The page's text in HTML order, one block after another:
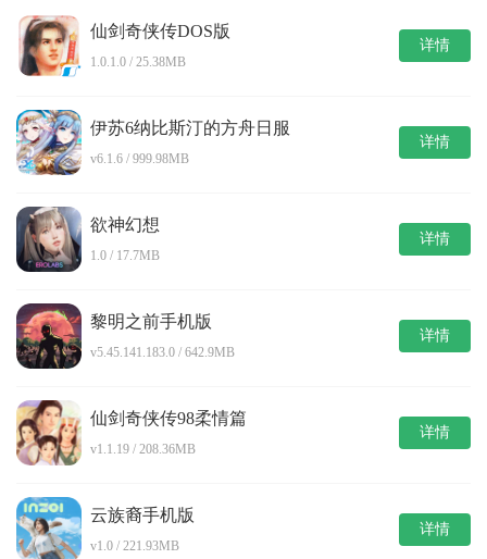
仙剑奇侠传DOS版
1.0.1.0 / 25.38MB
详情
伊苏6纳比斯汀的方舟日服
v6.1.6 / 999.98MB
详情
欲神幻想
1.0 / 17.7MB
详情
黎明之前手机版
v5.45.141.183.0 / 642.9MB
详情
仙剑奇侠传98柔情篇
v1.1.19 / 208.36MB
详情
云族裔手机版
v1.0 / 221.93MB
详情